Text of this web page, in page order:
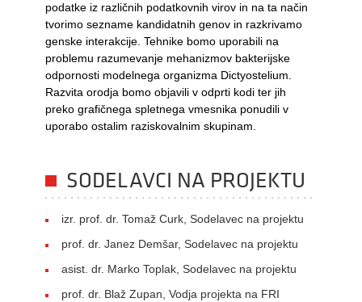
podatke iz različnih podatkovnih virov in na ta način
tvorimo sezname kandidatnih genov in razkrivamo
genske interakcije. Tehnike bomo uporabili na
problemu razumevanje mehanizmov bakterijske
odpornosti modelnega organizma Dictyostelium.
Razvita orodja bomo objavili v odprti kodi ter jih
preko grafičnega spletnega vmesnika ponudili v
uporabo ostalim raziskovalnim skupinam.
SODELAVCI NA PROJEKTU
izr. prof. dr. Tomaž Curk, Sodelavec na projektu
prof. dr. Janez Demšar, Sodelavec na projektu
asist. dr. Marko Toplak, Sodelavec na projektu
prof. dr. Blaž Zupan, Vodja projekta na FRI